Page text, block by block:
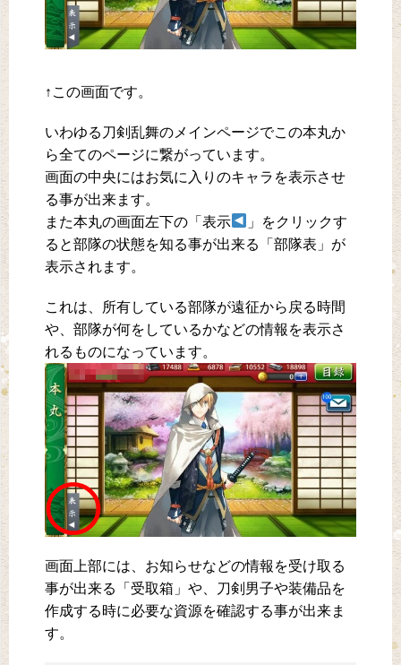
↑この画面です。
いわゆる刀剣乱舞のメインページでこの本丸か
ら全てのページに繋がっています。
画面の中央にはお気に入りのキャラを表示させ
る事が出来ます。
また本丸の画面左下の「表示
」をクリックす
ると部隊の状態を知る事が出来る「部隊表」が
表示されます。
これは、所有している部隊が遠征から戻る時間
や、部隊が何をしているかなどの情報を表示さ
れるものになっています。
画面上部には、お知らせなどの情報を受け取る
事が出来る「受取箱」や、刀剣男子や装備品を
作成する時に必要な資源を確認する事が出来ま
す。